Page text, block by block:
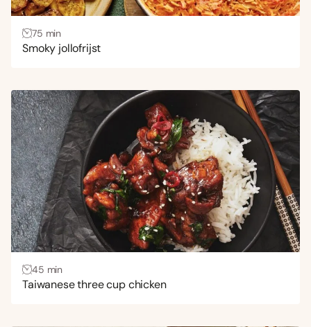
75 min
Smoky jollofrijst
45 min
Taiwanese three cup chicken